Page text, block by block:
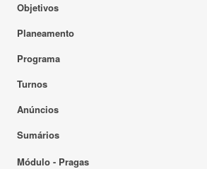
Objetivos
Planeamento
Programa
Turnos
Anúncios
Sumários
Módulo - Pragas